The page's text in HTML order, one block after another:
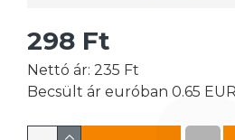
298 Ft
Nettó ár: 235 Ft
Becsült ár euróban 0.65 EUR